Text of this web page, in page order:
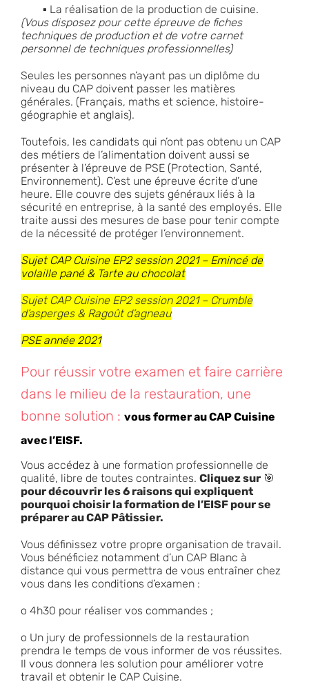
▪ La réalisation de la production de cuisine.
(Vous disposez pour cette épreuve de fiches
techniques de production et de votre carnet
personnel de techniques professionnelles)
Seules les personnes n’ayant pas un diplôme du
niveau du CAP doivent passer les matières
générales. (Français, maths et science, histoire-
géographie et anglais).
Toutefois, les candidats qui n’ont pas obtenu un CAP
des métiers de l’alimentation doivent aussi se
présenter à l’épreuve de PSE (Protection, Santé,
Environnement). C’est une épreuve écrite d’une
heure. Elle couvre des sujets généraux liés à la
sécurité en entreprise, à la santé des employés. Elle
traite aussi des mesures de base pour tenir compte
de la nécessité de protéger l’environnement.
Sujet CAP Cuisine EP2 session 2021 – Emincé de
volaille pané & Tarte au chocolat
Sujet CAP Cuisine EP2 session 2021 – Crumble
d’asperges & Ragoût d’agneau
PSE année 2021
Pour réussir votre examen et faire carrière
dans le milieu de la restauration, une
bonne solution : vous former au CAP Cuisine
avec l’EISF.
Vous accédez à une formation professionnelle de
qualité, libre de toutes contraintes. Cliquez sur 🎯
pour découvrir les 6 raisons qui expliquent
pourquoi choisir la formation de l’EISF pour se
préparer au CAP Pâtissier.
Vous définissez votre propre organisation de travail.
Vous bénéficiez notamment d’un CAP Blanc à
distance qui vous permettra de vous entraîner chez
vous dans les conditions d’examen :
o 4h30 pour réaliser vos commandes ;
o Un jury de professionnels de la restauration
prendra le temps de vous informer de vos réussites.
Il vous donnera les solution pour améliorer votre
travail et obtenir le CAP Cuisine.